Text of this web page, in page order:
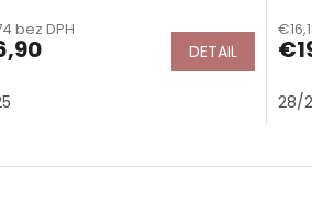
bez DPH
DETAIL
28/